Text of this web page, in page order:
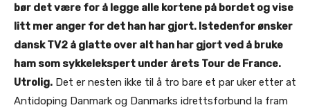
bør det være for å legge alle kortene på bordet og vise
litt mer anger for det han har gjort. Istedenfor ønsker
dansk TV2 å glatte over alt han har gjort ved å bruke
ham som sykkelekspert under årets Tour de France.
Utrolig. Det er nesten ikke til å tro bare et par uker etter at
Antidoping Danmark og Danmarks idrettsforbund la fram